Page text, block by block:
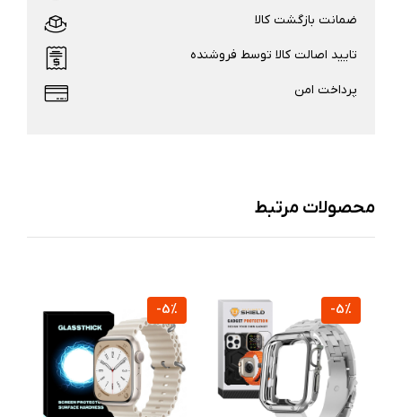
ضمانت بازگشت کالا
تایید اصالت کالا توسط فروشنده
پرداخت امن
محصولات مرتبط
-5%
-5%